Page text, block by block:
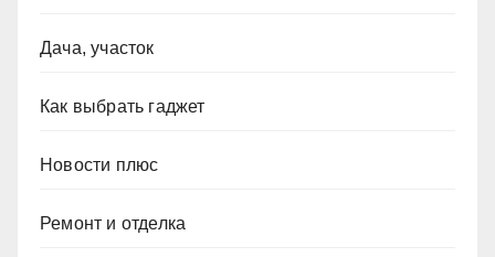
Дача, участок
Как выбрать гаджет
Новости плюс
Ремонт и отделка